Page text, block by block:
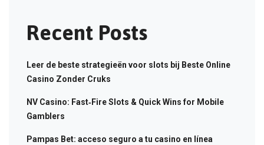
Recent Posts
Leer de beste strategieën voor slots bij Beste Online
Casino Zonder Cruks
NV Casino: Fast‑Fire Slots & Quick Wins for Mobile
Gamblers
Pampas Bet: acceso seguro a tu casino en línea